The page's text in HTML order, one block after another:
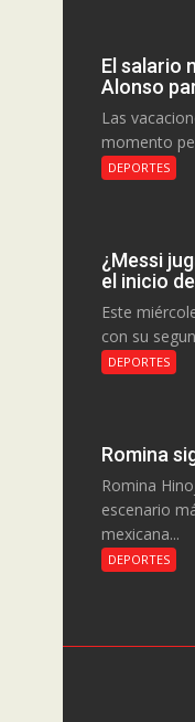
El salario
Alonso
Las
momento
DEPORTES
¿Messi
el inicio
Este
con su
DEPORTES
Romina
Romina
escenario
mexicana...
DEPORTES